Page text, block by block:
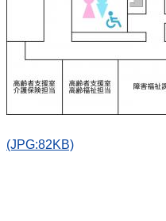
(JPG:82KB)